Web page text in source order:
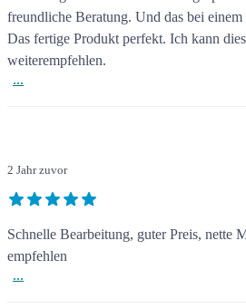
freundliche Beratung. Und das bei
Das fertige Produkt perfekt. Ich kann
weiterempfehlen.
...
2 Jahr zuvor
Schnelle Bearbeitung, guter Preis, nette
empfehlen
...